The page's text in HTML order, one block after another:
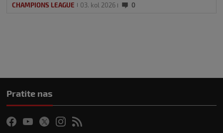
CHAMPIONS LEAGUE 03. kol 2026 0
Pratite nas